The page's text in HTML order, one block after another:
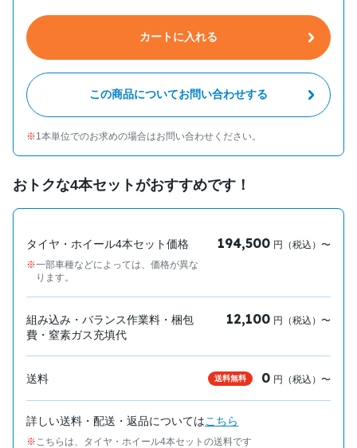
カートに入れる
この商品についてお問い合わせする
1本単位でのお求めの場合はお問い合わせください。
おトクな4本セットがおすすめです！
タイヤ・ホイール4本セット価格
一部車種などによっては、価格が異な
ります。
194,500 円（税込）〜
組み込み・バランス作業料・梱包
費・窒素ガス充填代
12,100 円（税込）〜
送料 送料無料 0 円（税込）〜
詳しい送料・配送・返品についてはこちら
こちらは、タイヤ・ホイール4本セットの送料です